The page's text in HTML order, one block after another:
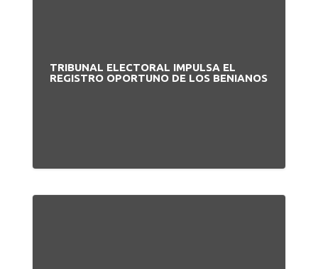
TRIBUNAL ELECTORAL IMPULSA EL
REGISTRO OPORTUNO DE LOS BENIANOS